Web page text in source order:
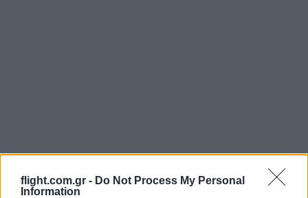
flight.com.gr - Do Not Process My Personal
Information